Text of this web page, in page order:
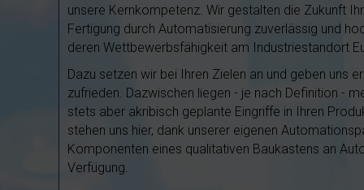
unsere Kernkompetenz. Wir gestalten die Zukunft
Fertigung durch Automatisierung zuverlässig und
deren Wettbewerbsfähigkeit am Industriestandort
Dazu setzen wir bei Ihren Zielen an und geben uns
zufrieden. Dazwischen liegen - je nach Definition -
stets aber akribisch geplante Eingriffe in Ihren
stehen uns hier, dank unserer eigenen
Komponenten eines qualitativen Baukastens an
Verfügung.